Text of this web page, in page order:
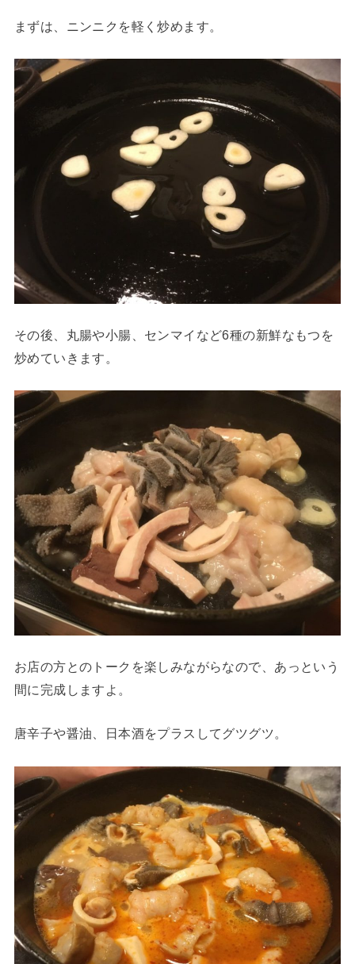
まずは、ニンニクを軽く炒めます。
その後、丸腸や小腸、センマイなど6種の新鮮なもつを
炒めていきます。
お店の方とのトークを楽しみながらなので、あっという
間に完成しますよ。
唐辛子や醤油、日本酒をプラスしてグツグツ。